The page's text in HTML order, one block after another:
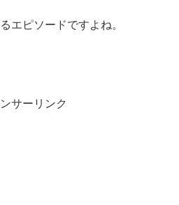
エピソードですよね。
サーリンク